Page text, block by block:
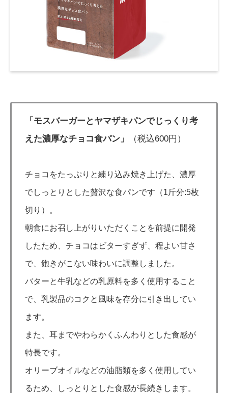
「モスバーガーとヤマザキパンでじっくり考
えた濃厚なチョコ食パン」
（税込600円）
チョコをたっぷりと練り込み焼き上げた、濃厚
でしっとりとした贅沢な食パンです（1斤分:5枚
切り）。
朝食にお召し上がりいただくことを前提に開発
したため、チョコはビターすぎず、程よい甘さ
で、飽きがこない味わいに調整しました。
バターと牛乳などの乳原料を多く使用すること
で、乳製品のコクと風味を存分に引き出してい
ます。
また、耳までやわらかくふんわりとした食感が
特長です。
オリーブオイルなどの油脂類を多く使用してい
るため、しっとりとした食感が長続きします。